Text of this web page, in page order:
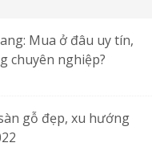
Mua ở đâu uy tín,
chuyên nghiệp?
gỗ đẹp, xu hướng